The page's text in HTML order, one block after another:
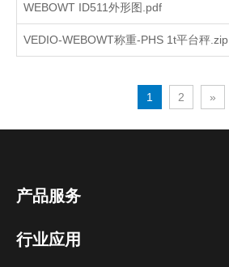
WEBOWT ID511外形图.pdf
VEDIO-WEBOWT称重-PHS 1t平台秤.zip
1 2 »
产品服务
行业应用